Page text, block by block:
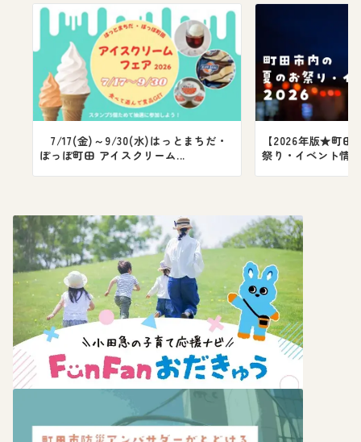
7/17(金)～9/30(水)はっとまちだ・
ぽっぽ町田 アイスクリーム...
【2026年版★町田
祭り・イベント情報